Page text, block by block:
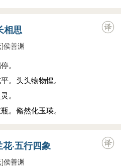
相思
]侯善渊
。
。头头物物惺。
。
。翛然化玉瑛。
·五行四象
]侯善渊